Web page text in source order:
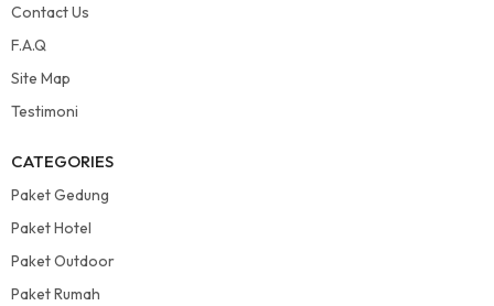
Contact Us
F.A.Q
Site Map
Testimoni
CATEGORIES
Paket Gedung
Paket Hotel
Paket Outdoor
Paket Rumah